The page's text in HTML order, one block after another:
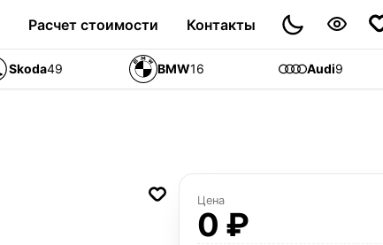
Расчет стоимости Контакты
Skoda49 BMW16 Audi9
Цена
0 ₽